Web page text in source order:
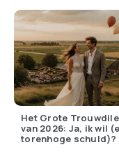
Het Grote
van 2026: Ja, ik wil
torenhoge schuld)?